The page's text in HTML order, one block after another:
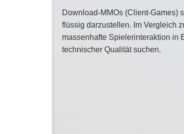
Download-MMOs (Client-Games)
flüssig darzustellen. Im Vergleich
massenhafte Spielerinteraktion in
technischer Qualität suchen.